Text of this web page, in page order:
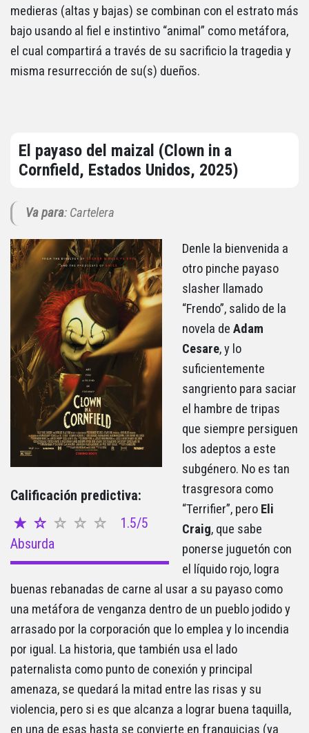
medieras (altas y bajas) se combinan con el estrato más
bajo usando al fiel e instintivo “animal” como metáfora,
el cual compartirá a través de su sacrificio la tragedia y
misma resurrección de su(s) dueños.
El payaso del maizal (Clown in a
Cornfield, Estados Unidos, 2025)
Va para: Cartelera
Calificación predictiva:
1.5/5
Absurda
Denle la bienvenida a
otro pinche payaso
slasher llamado
“Frendo”, salido de la
novela de Adam
Cesare, y lo
suficientemente
sangriento para saciar
el hambre de tripas
que siempre persiguen
los adeptos a este
subgénero. No es tan
trasgresora como
“Terrifier”, pero Eli
Craig, que sabe
ponerse juguetón con
el líquido rojo, logra
buenas rebanadas de carne al usar a su payaso como
una metáfora de venganza dentro de un pueblo jodido y
arrasado por la corporación que lo emplea y lo incendia
por igual. La historia, que también usa el lado
paternalista como punto de conexión y principal
amenaza, se quedará la mitad entre las risas y su
violencia, pero si es que alcanza a lograr buena taquilla,
en una de esas hasta se convierte en franquicias (ya